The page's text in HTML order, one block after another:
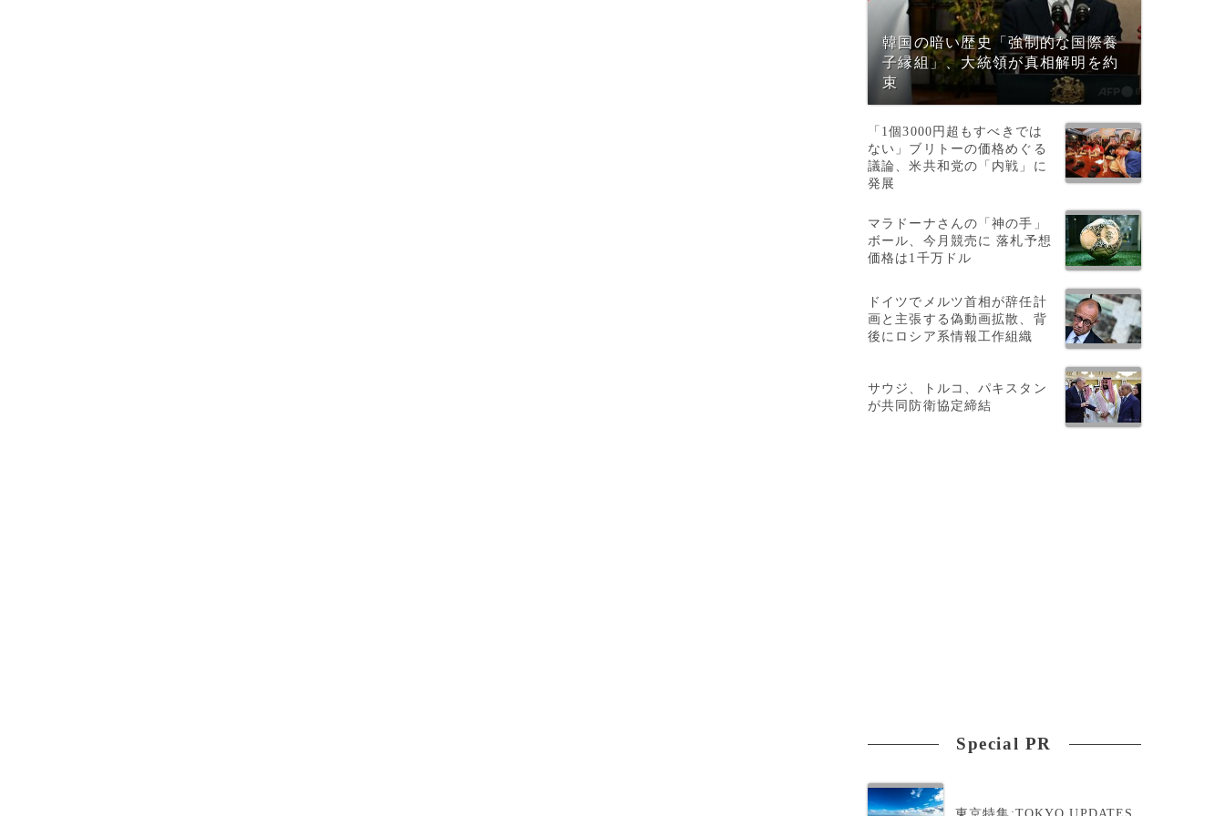
韓国の暗い歴史「強制的な国際養
子縁組」、大統領が真相解明を約
束
「1個3000円超もすべきでは
ない」ブリトーの価格めぐる
議論、米共和党の「内戦」に
発展
マラドーナさんの「神の手」
ボール、今月競売に 落札予想
価格は1千万ドル
ドイツでメルツ首相が辞任計
画と主張する偽動画拡散、背
後にロシア系情報工作組織
サウジ、トルコ、パキスタン
が共同防衛協定締結
Special PR
東京特集:TOKYO UPDATES